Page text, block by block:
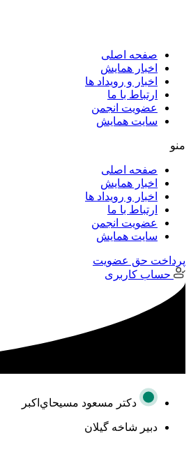
صفحه اصلی
اخبار همایش
اخبار و رویداد ها
ارتباط با ما
عضویت انجمن
سایت همایش
منو
صفحه اصلی
اخبار همایش
اخبار و رویداد ها
ارتباط با ما
عضویت انجمن
سایت همایش
پرداخت حق عضویت
حساب کاربری
دکتر مسعود مسيحاي‌اكبر
دبیر شاخه گیلان